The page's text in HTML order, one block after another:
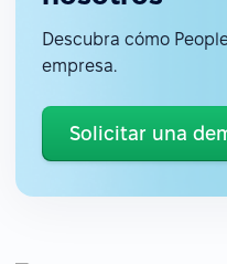
Descubra cómo
empresa.
Solicitar una